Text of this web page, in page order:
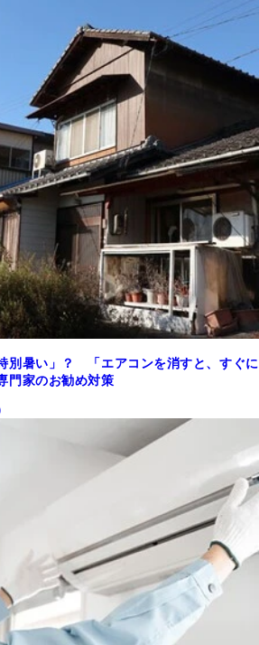
別暑い」？ 「エアコンを消すと、すぐに
門家のお勧め対策